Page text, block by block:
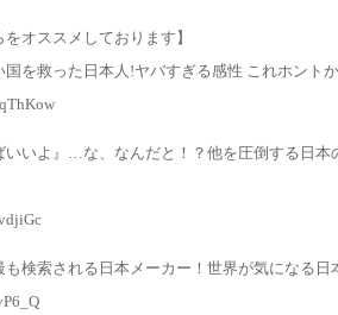
オススメしております】
を救った日本人!ヤバすぎる感性 これホント
いよ』…な、なんだと！？他を圧倒する日本
検索される日本メーカー！世界が気になる日